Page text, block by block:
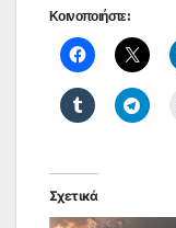
Κοινοποιήστε:
Σχετικά